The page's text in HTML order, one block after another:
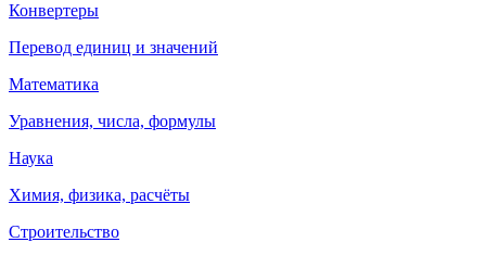
Конвертеры
Перевод единиц и значений
Математика
Уравнения, числа, формулы
Наука
Химия, физика, расчёты
Строительство